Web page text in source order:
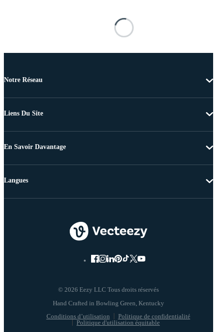
Notre Réseau
Liens Du Site
En Savoir Davantage
© 2026 Eezy LLC Tous droits réservés
Conditions d’utilisation
Politique de confidentialité
Politique d'utilisation équitable
Langues